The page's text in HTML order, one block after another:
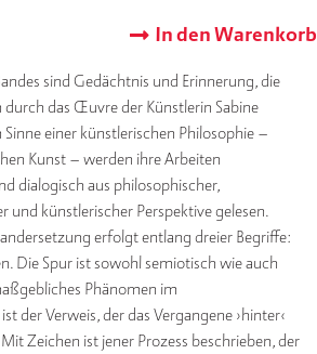
In den Warenkorb
sind Gedächtnis und Erinnerung, die
durch das Œuvre der Künstlerin Sabine
einer künstlerischen Philosophie –
Kunst – werden ihre Arbeiten
dialogisch aus philosophischer,
und künstlerischer Perspektive gelesen.
erfolgt entlang dreier Begriffe:
Die Spur ist sowohl semiotisch wie auch
Phänomen im
der Verweis, der das Vergangene ›hinter‹
Zeichen ist jener Prozess beschrieben, der